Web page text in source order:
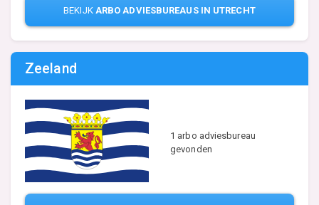
BEKIJK ARBO ADVIESBUREAUS IN UTRECHT
Zeeland
1 arbo adviesbureau
gevonden